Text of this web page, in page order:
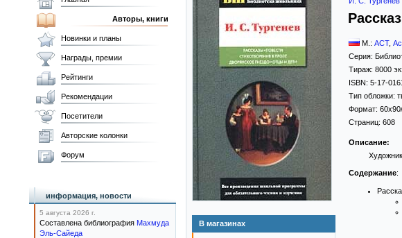
В магазинах
М.: АСТ,
Серия:
Тираж: 8000
ISBN: 5-17-
Тип обложки:
Формат:
Страниц: 608
Описание:
Содержание:
Авторы, книги
Новинки и планы
Награды, премии
Рейтинги
Рекомендации
Посетители
Авторские колонки
Форум
информация, новости
5 августа 2026 г.
Составлена библиография Махмуда
Эль-Сайеда